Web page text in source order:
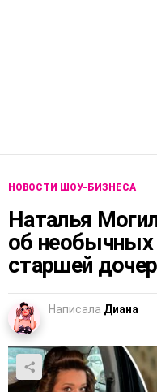
НОВОСТИ ШОУ-БИЗНЕСА
Наталья
об необычных
старшей
Написала Диана